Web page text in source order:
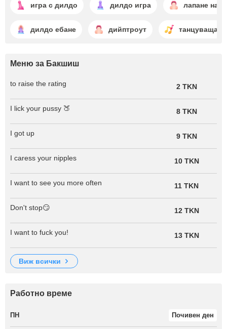
игра с дилдо дилдо игра лапане на
дилдо ебане дийптроут танцуваща
Меню за Бакшиш
to raise the rating 2 TKN
I lick your pussy 🍑 8 TKN
I got up 9 TKN
I caress your nipples 10 TKN
I want to see you more often 11 TKN
Don't stop😏 12 TKN
I want to fuck you! 13 TKN
виж всички
Работно време
ПН Почивен ден